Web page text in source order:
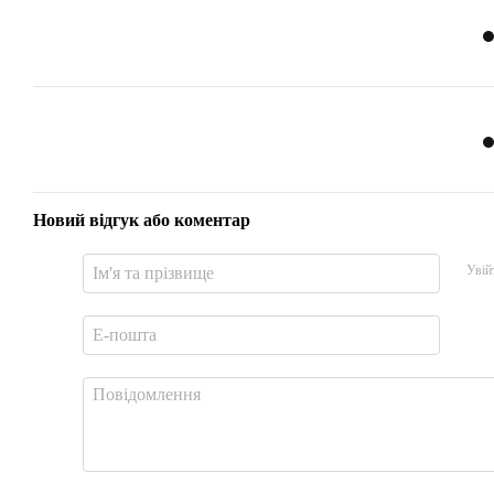
Новий відгук або коментар